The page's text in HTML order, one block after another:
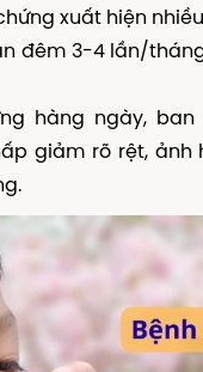
xuất hiện
đêm 3-4 lần/
hàng ngày, ban
giảm rõ rệt, ảnh